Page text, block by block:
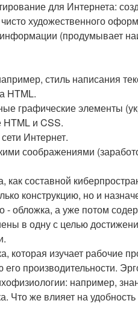
для Интернета:
художественного
информации (продумывает
стиль написания
HTML.
графические элементы
HTML и CSS.
Интернет.
соображениями
составной
конструкцию, но и
- обложка, а уже потом
в одну с целью
которая изучает рабочие
производительности.
например,
Что же влияет на удобность